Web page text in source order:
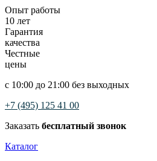
Опыт работы
10 лет
Гарантия
качества
Честные
цены
с 10:00 до 21:00 без выходных
+7 (495) 125 41 00
Заказать бесплатный звонок
Каталог